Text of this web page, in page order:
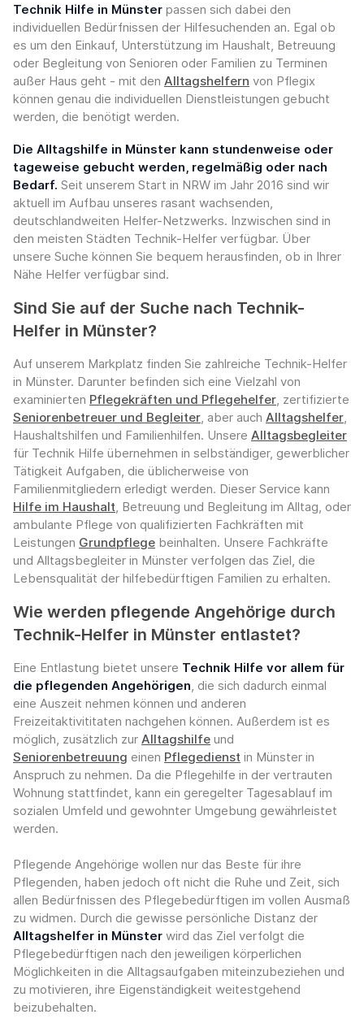
Technik Hilfe in Münster passen sich dabei den
individuellen Bedürfnissen der Hilfesuchenden an. Egal ob
es um den Einkauf, Unterstützung im Haushalt, Betreuung
oder Begleitung von Senioren oder Familien zu Terminen
außer Haus geht - mit den Alltagshelfern von Pflegix
können genau die individuellen Dienstleistungen gebucht
werden, die benötigt werden.
Die Alltagshilfe in Münster kann stundenweise oder
tageweise gebucht werden, regelmäßig oder nach
Bedarf. Seit unserem Start in NRW im Jahr 2016 sind wir
aktuell im Aufbau unseres rasant wachsenden,
deutschlandweiten Helfer-Netzwerks. Inzwischen sind in
den meisten Städten Technik-Helfer verfügbar. Über
unsere Suche können Sie bequem herausfinden, ob in Ihrer
Nähe Helfer verfügbar sind.
Sind Sie auf der Suche nach Technik-
Helfer in Münster?
Auf unserem Markplatz finden Sie zahlreiche Technik-Helfer
in Münster. Darunter befinden sich eine Vielzahl von
examinierten Pflegekräften und Pflegehelfer, zertifizierte
Seniorenbetreuer und Begleiter, aber auch Alltagshelfer,
Haushaltshilfen und Familienhilfen. Unsere Alltagsbegleiter
für Technik Hilfe übernehmen in selbständiger, gewerblicher
Tätigkeit Aufgaben, die üblicherweise von
Familienmitgliedern erledigt werden. Dieser Service kann
Hilfe im Haushalt, Betreuung und Begleitung im Alltag, oder
ambulante Pflege von qualifizierten Fachkräften mit
Leistungen Grundpflege beinhalten. Unsere Fachkräfte
und Alltagsbegleiter in Münster verfolgen das Ziel, die
Lebensqualität der hilfebedürftigen Familien zu erhalten.
Wie werden pflegende Angehörige durch
Technik-Helfer in Münster entlastet?
Eine Entlastung bietet unsere Technik Hilfe vor allem für
die pflegenden Angehörigen, die sich dadurch einmal
eine Auszeit nehmen können und anderen
Freizeitaktivititaten nachgehen können. Außerdem ist es
möglich, zusätzlich zur Alltagshilfe und
Seniorenbetreuung einen Pflegedienst in Münster in
Anspruch zu nehmen. Da die Pflegehilfe in der vertrauten
Wohnung stattfindet, kann ein geregelter Tagesablauf im
sozialen Umfeld und gewohnter Umgebung gewährleistet
werden.
Pflegende Angehörige wollen nur das Beste für ihre
Pflegenden, haben jedoch oft nicht die Ruhe und Zeit, sich
allen Bedürfnissen des Pflegebedürftigen im vollen Ausmaß
zu widmen. Durch die gewisse persönliche Distanz der
Alltagshelfer in Münster wird das Ziel verfolgt die
Pflegebedürftigen nach den jeweiligen körperlichen
Möglichkeiten in die Alltagsaufgaben miteinzubeziehen und
zu motivieren, ihre Eigenständigkeit weitestgehend
beizubehalten.